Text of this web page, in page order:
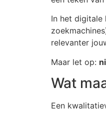
In het digitale
relevanter
Maar let op:
Wat
Een